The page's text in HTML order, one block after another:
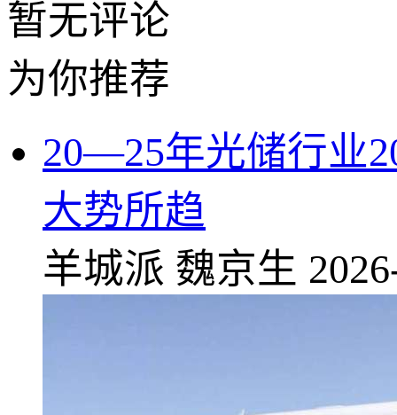
暂无评论
为你推荐
20—25年光储行业
大势所趋
羊城派 魏京生